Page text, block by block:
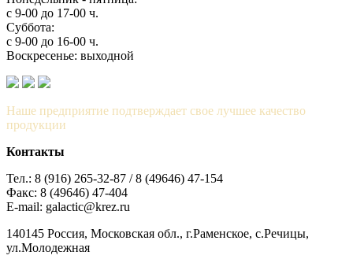
с 9-00 до 17-00 ч.
Суббота:
с 9-00 до 16-00 ч.
Воскресенье: выходной
Наше предприятие подтверждает свое лучшее качество
продукции
Контакты
Тел.: 8 (916) 265-32-87 / 8 (49646) 47-154
Факс: 8 (49646) 47-404
E-mail: galactic@krez.ru
140145 Россия, Московская обл., г.Раменское, с.Речицы,
ул.Молодежная